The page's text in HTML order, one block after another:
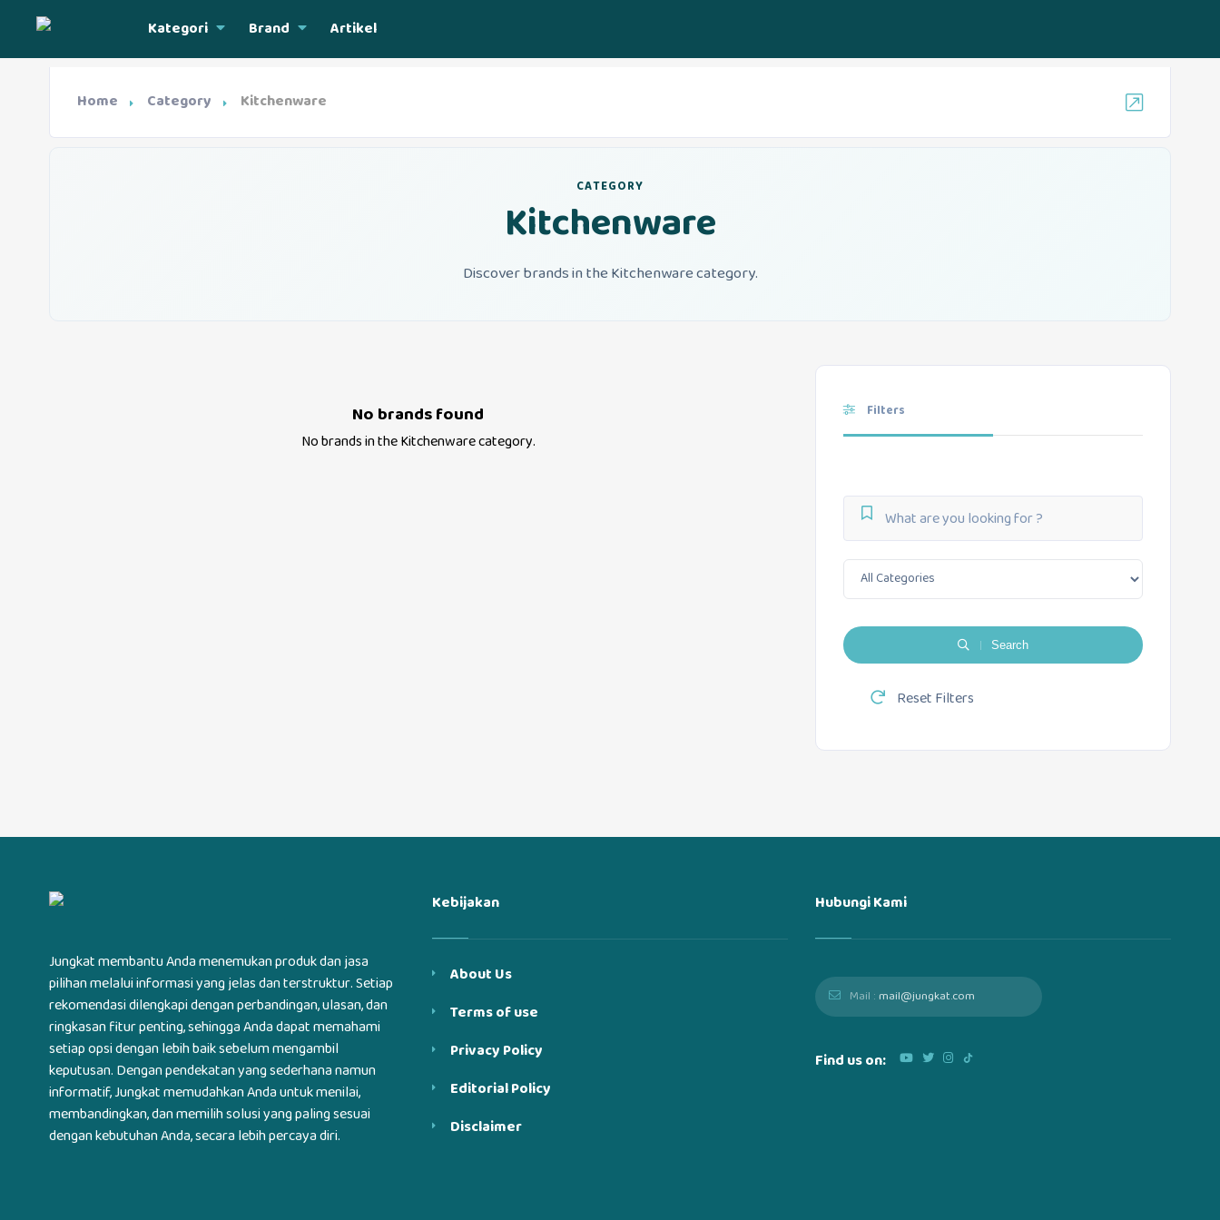
Kategori Brand Artikel
Home Category Kitchenware
CATEGORY
Kitchenware
Discover brands in the Kitchenware category.
Filters
Search
Reset Filters
No brands found
No brands in theKitchenwarecategory.
Jungkat membantu Anda menemukan produk dan jasa
pilihan melalui informasi yang jelas dan terstruktur. Setiap
rekomendasi dilengkapi dengan perbandingan, ulasan, dan
ringkasan fitur penting, sehingga Anda dapat memahami
setiap opsi dengan lebih baik sebelum mengambil
keputusan. Dengan pendekatan yang sederhana namun
informatif, Jungkat memudahkan Anda untuk menilai,
membandingkan, dan memilih solusi yang paling sesuai
dengan kebutuhan Anda, secara lebih percaya diri.
Kebijakan
About Us
Terms of use
Privacy Policy
Editorial Policy
Disclaimer
Hubungi Kami
Mail :mail@jungkat.com
Find us on: